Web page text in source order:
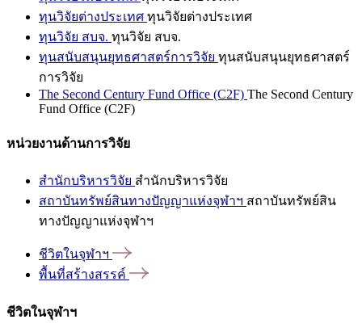
ทุนวิจัยต่างประเทศ ทุนวิจัยต่างประเทศ
ทุนวิจัย สบจ. ทุนวิจัย สบจ.
ทุนสนับสนุนยุทธศาสตร์การวิจัย ทุนสนับสนุนยุทธศาสตร์
การวิจัย
The Second Century Fund Office (C2F) The Second Century
Fund Office (C2F)
หน่วยงานด้านการวิจัย
สำนักบริหารวิจัย สำนักบริหารวิจัย
สถาบันทรัพย์สินทางปัญญาแห่งจุฬาฯ สถาบันทรัพย์สิน
ทางปัญญาแห่งจุฬาฯ
ชีวิตในจุฬาฯ
พื้นที่สร้างสรรค์
ชีวิตในจุฬาฯ